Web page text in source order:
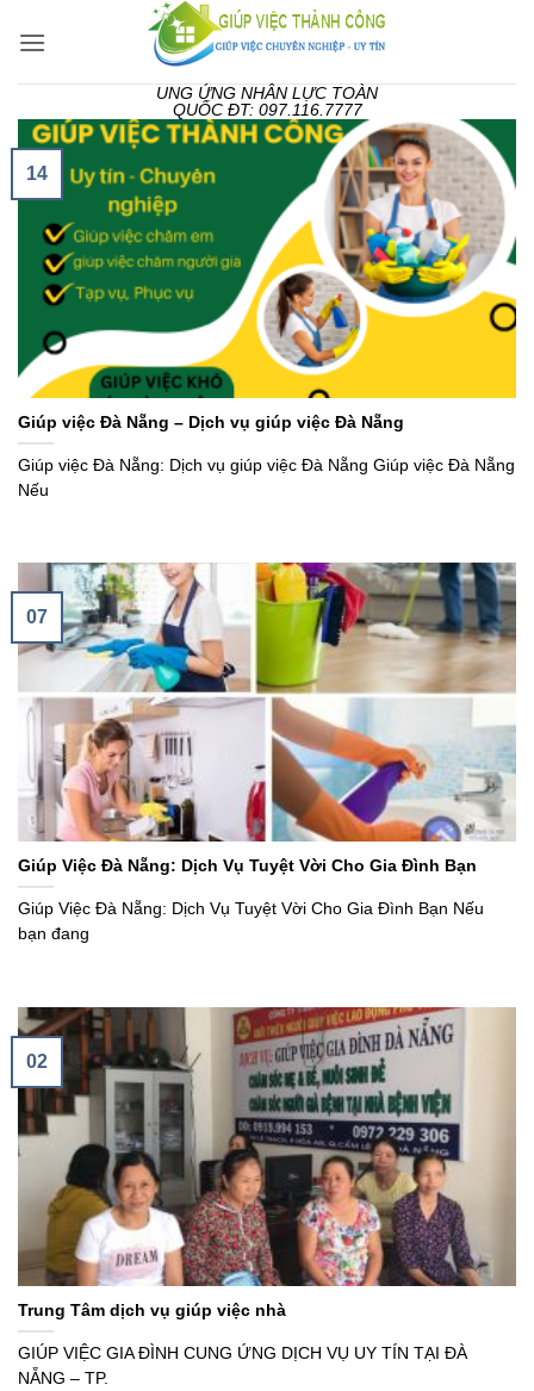
qua
UNG ỨNG NHÂN LỰC TOÀN
QUỐC ĐT: 097.116.7777
Giúp việc Đà Nẵng – Dịch vụ giúp việc Đà Nẵng
Giúp việc Đà Nẵng: Dịch vụ giúp việc Đà Nẵng Giúp việc Đà Nẵng
Nếu
14
Giúp Việc Đà Nẵng: Dịch Vụ Tuyệt Vời Cho Gia Đình Bạn
Giúp Việc Đà Nẵng: Dịch Vụ Tuyệt Vời Cho Gia Đình Bạn Nếu
bạn đang
07
Trung Tâm dịch vụ giúp việc nhà
GIÚP VIỆC GIA ĐÌNH CUNG ỨNG DỊCH VỤ UY TÍN TẠI ĐÀ
NẴNG – TP.
02